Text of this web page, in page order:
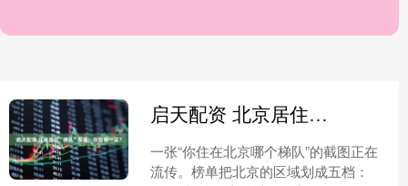
启天配资 北京居住“梯队”图鉴：你在哪一层？
一张“你住在北京哪个梯队”的截图正在
流传。榜单把北京的区域划成五档：